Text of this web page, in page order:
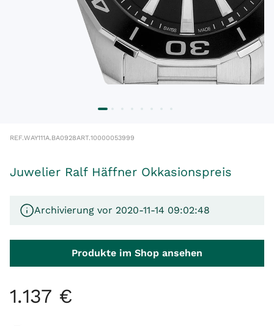
REF.WAY111A.BA0928ART.10000053999
Juwelier Ralf Häffner Okkasionspreis
Archivierung vor 2020-11-14 09:02:48
Produkte im Shop ansehen
1.137 €